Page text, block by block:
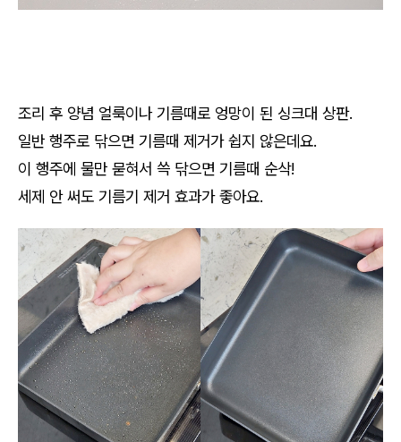
조리 후 양념 얼룩이나 기름때로 엉망이 된 싱크대 상판.
일반 행주로 닦으면 기름때 제거가 쉽지 않은데요.
이 행주에 물만 묻혀서 쓱 닦으면 기름때 순삭!
세제 안 써도 기름기 제거 효과가 좋아요.